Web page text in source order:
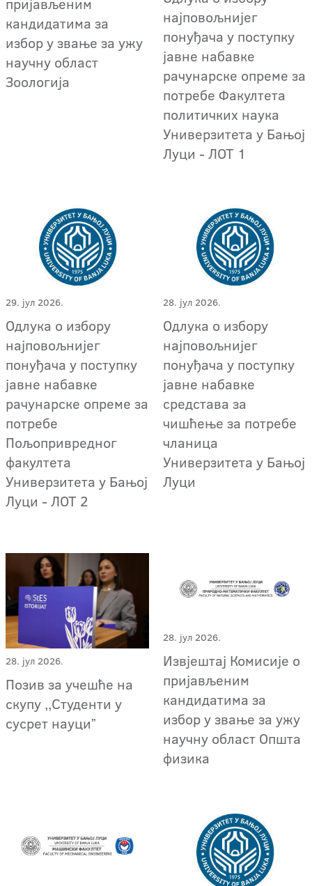
кандидатима за
избор у звање за ужу
научну област
Зоологија
најповољнијег
понуђача у поступку
јавне набавке
рачунарске опреме за
потребе Факултета
политичких наука
Универзитета у Бањој
Луци - ЛОТ 1
29. јул 2026.
Oдлука о избору
најповољнијег
понуђача у поступку
јавне набавке
рачунарске опреме за
потребе
Пољопривредног
факултета
Универзитета у Бањој
Луци - ЛОТ 2
28. јул 2026.
Oдлука о избору
најповољнијег
понуђача у поступку
јавне набавке
средстава за
чишћење за потребе
чланица
Универзитета у Бањој
Луци
28. јул 2026.
Позив за учешће на
скупу ,,Студенти у
сусрет науциˮ
28. јул 2026.
Извјештај Комисије о
пријављеним
кандидатима за
избор у звање за ужу
научну област Општа
физика